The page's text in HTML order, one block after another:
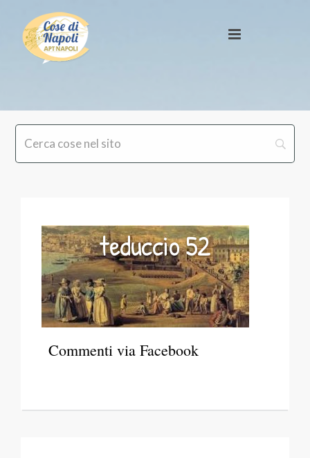
teduccio 52
Commenti via Facebook